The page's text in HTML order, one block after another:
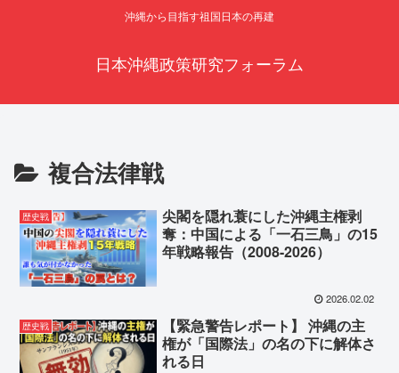
沖縄から目指す祖国日本の再建
日本沖縄政策研究フォーラム
複合法律戦
歴史戦
尖閣を隠れ蓑にした沖縄主権剥
奪：中国による「一石三鳥」の15
年戦略報告（2008-2026）
2026.02.02
歴史戦
【緊急警告レポート】 沖縄の主
権が「国際法」の名の下に解体さ
れる日